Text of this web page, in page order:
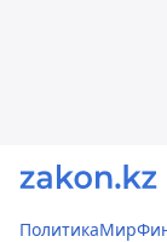
ПолитикаМир